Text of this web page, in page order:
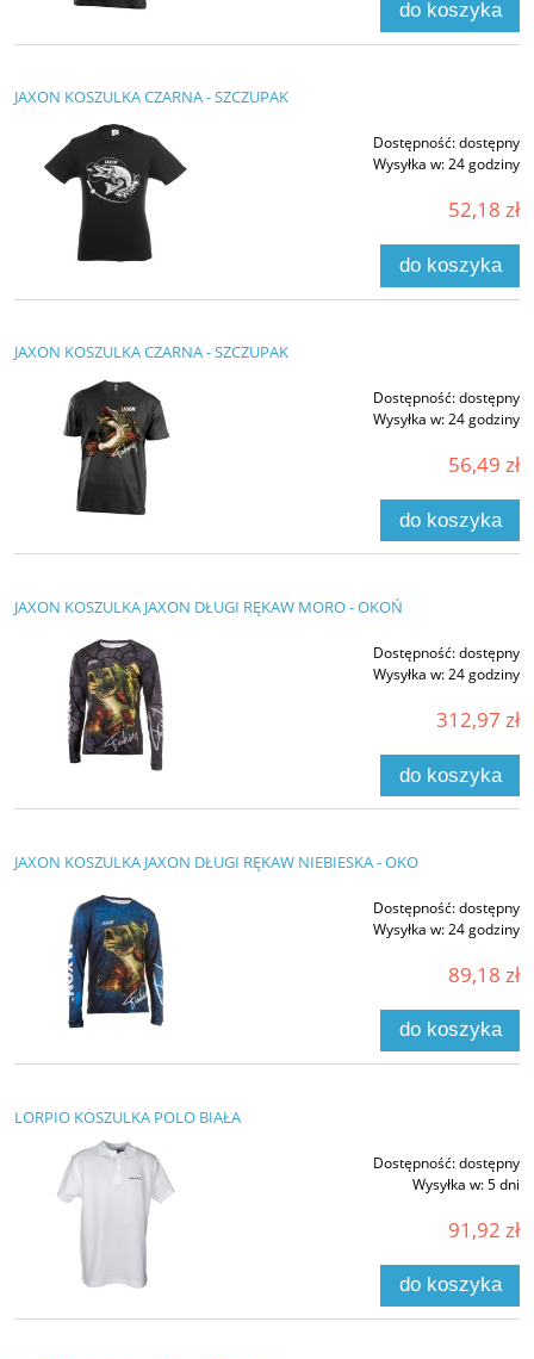
do koszyka
JAXON KOSZULKA CZARNA - SZCZUPAK
Dostępność:dostępny
Wysyłka w:24 godziny
52,18 zł
do koszyka
JAXON KOSZULKA CZARNA - SZCZUPAK
Dostępność:dostępny
Wysyłka w:24 godziny
56,49 zł
do koszyka
JAXON KOSZULKA JAXON DŁUGI RĘKAW MORO - OKOŃ
Dostępność:dostępny
Wysyłka w:24 godziny
312,97 zł
do koszyka
JAXON KOSZULKA JAXON DŁUGI RĘKAW NIEBIESKA - OKO
Dostępność:dostępny
Wysyłka w:24 godziny
89,18 zł
do koszyka
LORPIO KOSZULKA POLO BIAŁA
Dostępność:dostępny
Wysyłka w:5 dni
91,92 zł
do koszyka